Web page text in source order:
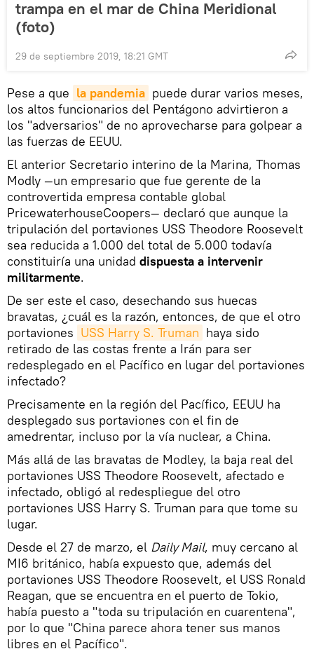
trampa en el mar de China Meridional
(foto)
29 de septiembre 2019, 18:21 GMT
Pese a que la pandemia puede durar varios meses,
los altos funcionarios del Pentágono advirtieron a
los "adversarios" de no aprovecharse para golpear a
las fuerzas de EEUU.
El anterior Secretario interino de la Marina, Thomas
Modly —un empresario que fue gerente de la
controvertida empresa contable global
PricewaterhouseCoopers— declaró que aunque la
tripulación del portaviones USS Theodore Roosevelt
sea reducida a 1.000 del total de 5.000 todavía
constituiría una unidad dispuesta a intervenir
militarmente.
De ser este el caso, desechando sus huecas
bravatas, ¿cuál es la razón, entonces, de que el otro
portaviones USS Harry S. Truman haya sido
retirado de las costas frente a Irán para ser
redesplegado en el Pacífico en lugar del portaviones
infectado?
Precisamente en la región del Pacífico, EEUU ha
desplegado sus portaviones con el fin de
amedrentar, incluso por la vía nuclear, a China.
Más allá de las bravatas de Modley, la baja real del
portaviones USS Theodore Roosevelt, afectado e
infectado, obligó al redespliegue del otro
portaviones USS Harry S. Truman para que tome su
lugar.
Desde el 27 de marzo, el Daily Mail, muy cercano al
MI6 británico, había expuesto que, además del
portaviones USS Theodore Roosevelt, el USS Ronald
Reagan, que se encuentra en el puerto de Tokio,
había puesto a "toda su tripulación en cuarentena",
por lo que "China parece ahora tener sus manos
libres en el Pacífico".